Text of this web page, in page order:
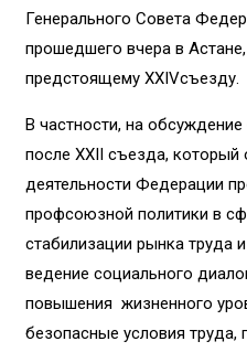
Генерального Совета
прошедшего вчера в
предстоящему XXIVсъезду.
В частности, на
после XXII съезда, который
деятельности Федерации
профсоюзной политики в
стабилизации рынка труда
ведение социального
повышения жизненного
безопасные условия труда,